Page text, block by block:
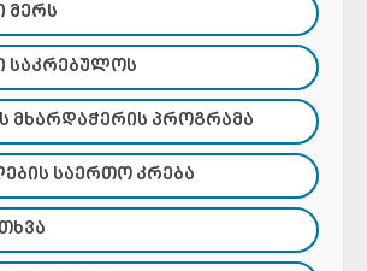
ᲛᲔᲠᲡ
ᲡᲐᲙᲠᲔᲑᲣᲚᲝᲡ
ᲛᲮᲐᲠᲓᲐᲭᲔᲠᲘᲡ ᲞᲠᲝᲒᲠᲐᲛᲐ
ᲡᲐᲔᲠᲗᲝ ᲙᲠᲔᲑᲐ